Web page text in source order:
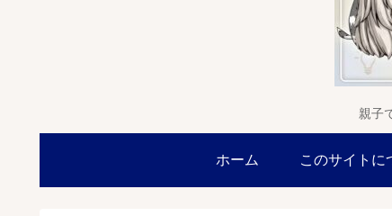
親子
ホーム このサイトに